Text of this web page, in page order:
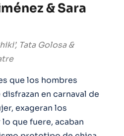
& Sara
Tata Golosa &
que los hombres
en carnaval de
exageran los
que fuere, acaban